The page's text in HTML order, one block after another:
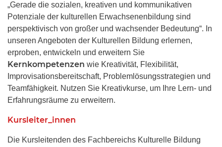
„Gerade die sozialen, kreativen und kommunikativen
Potenziale der kulturellen Erwachsenenbildung sind
perspektivisch von großer und wachsender Bedeutung“. In
unseren Angeboten der Kulturellen Bildung erlernen,
erproben, entwickeln und erweitern Sie
Kernkompetenzen wie Kreativität, Flexibilität,
Improvisationsbereitschaft, Problemlösungsstrategien und
Teamfähigkeit. Nutzen Sie Kreativkurse, um Ihre Lern- und
Erfahrungsräume zu erweitern.
Kursleiter_innen
Die Kursleitenden des Fachbereichs Kulturelle Bildung